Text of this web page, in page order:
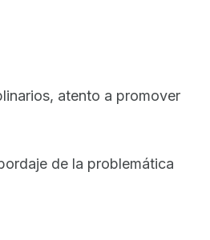
atento a promover
de la problemática